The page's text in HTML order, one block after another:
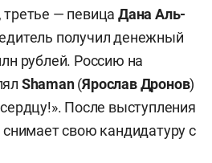
третье — певица Дана Аль-
получил денежный
рублей. Россию на
Shaman(Ярослав Дронов)
После выступления
снимает свою кандидатуру с